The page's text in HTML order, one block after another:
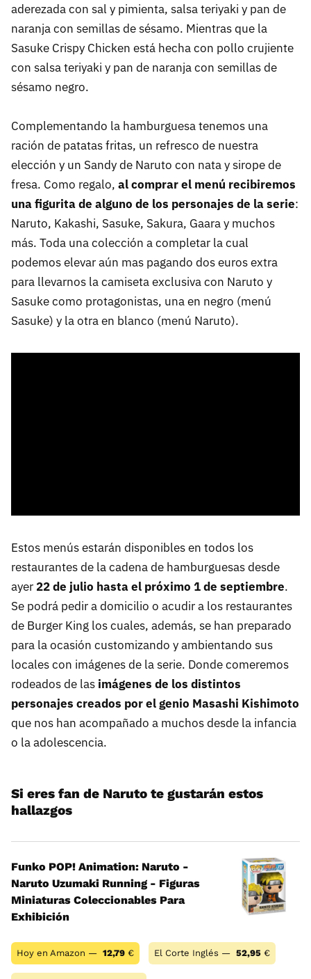
aderezada con sal y pimienta, salsa teriyaki y pan de
naranja con semillas de sésamo. Mientras que la
Sasuke Crispy Chicken está hecha con pollo crujiente
con salsa teriyaki y pan de naranja con semillas de
sésamo negro.
Complementando la hamburguesa tenemos una
ración de patatas fritas, un refresco de nuestra
elección y un Sandy de Naruto con nata y sirope de
fresa. Como regalo, al comprar el menú recibiremos
una figurita de alguno de los personajes de la serie:
Naruto, Kakashi, Sasuke, Sakura, Gaara y muchos
más. Toda una colección a completar la cual
podemos elevar aún mas pagando dos euros extra
para llevarnos la camiseta exclusiva con Naruto y
Sasuke como protagonistas, una en negro (menú
Sasuke) y la otra en blanco (menú Naruto).
Estos menús estarán disponibles en todos los
restaurantes de la cadena de hamburguesas desde
ayer 22 de julio hasta el próximo 1 de septiembre.
Se podrá pedir a domicilio o acudir a los restaurantes
de Burger King los cuales, además, se han preparado
para la ocasión customizando y ambientando sus
locales con imágenes de la serie. Donde comeremos
rodeados de las imágenes de los distintos
personajes creados por el genio Masashi Kishimoto
que nos han acompañado a muchos desde la infancia
o la adolescencia.
Si eres fan de Naruto te gustarán estos
hallazgos
Funko POP! Animation: Naruto -
Naruto Uzumaki Running - Figuras
Miniaturas Coleccionables Para
Exhibición
Hoy en Amazon — 12,79 € El Corte Inglés — 52,95 €